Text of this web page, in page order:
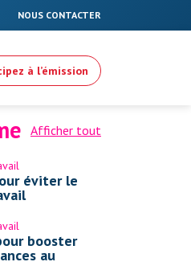
NOUS CONTACTER
à l’émission
Afficher tout
éviter le
booster
au